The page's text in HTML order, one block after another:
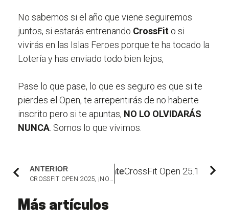
No sabemos si el año que viene seguiremos
juntos, si estarás entrenando CrossFit o si
vivirás en las Islas Feroes porque te ha tocado la
Lotería y has enviado todo bien lejos,
Pase lo que pase, lo que es seguro es que si te
pierdes el Open, te arrepentirás de no haberte
inscrito pero si te apuntas, NO LO OLVIDARÁS
NUNCA . Somos lo que vivimos.
ANTERIOR siguienteCrossFit Open 25.1
Más artículos